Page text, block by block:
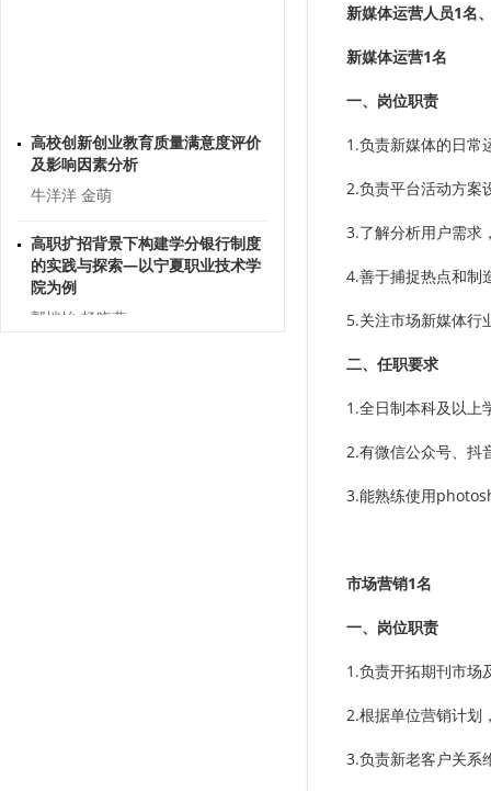
及影响因素分析
牛洋洋 金萌
的实践与探索—以宁夏职业技术学
院为例
郭恺怡 杨晓燕
新媒体运营人员1名
新媒体运营1名
一、岗位职责
1.负责新媒体的日常
2.负责平台活动方案
3.了解分析用户需求
4.善于捕捉热点和制
5.关注市场新媒体行
二、任职要求
1.全日制本科及以上
2.有微信公众号、抖
3.能熟练使用
市场营销1名
一、岗位职责
1.负责开拓期刊市场
2.根据单位营销计划
3.负责新老客户关系